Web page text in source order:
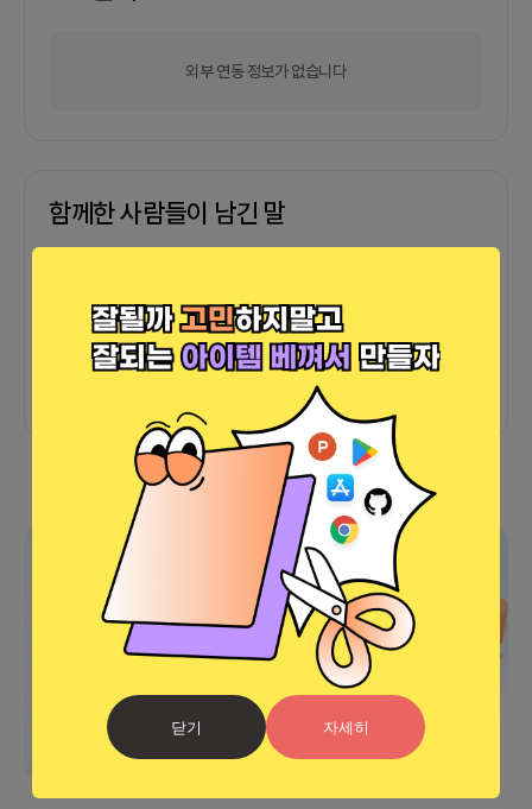
닫기 자세히
외부 연동 정보가 없습니다
함께한 사람들이 남긴 말
아직 후기가 도착하지 않았습니다